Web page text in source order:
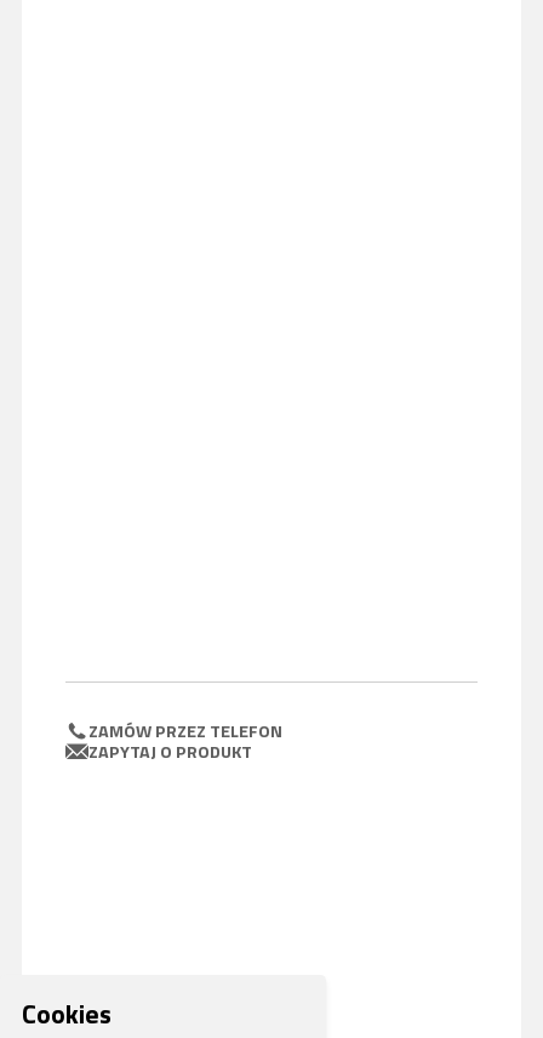
ZAMÓW PRZEZ TELEFON
ZAPYTAJ O PRODUKT
Cookies